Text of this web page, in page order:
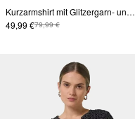
Kurzarmshirt mit Glitzergarn- und Paillettenapplikation
49,99 €79,99 €